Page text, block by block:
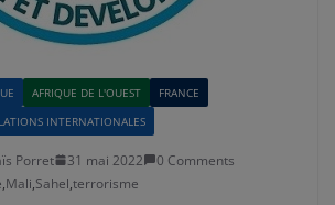
AFRIQUE DE L'OUEST
FRANCE
INTERNATIONALES
Porret 31 mai 2022
0 Comments
,Mali,Sahel,terrorisme